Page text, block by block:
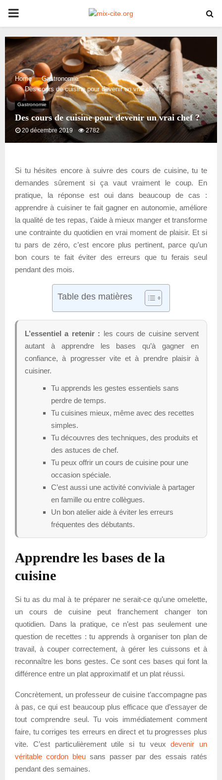
PRIMARY
MENU
Home
Gastronomie
Des cours de cuisine pour devenir un vrai chef ?
Gastronomie
Des cours de cuisine pour devenir un vrai chef ?
20 décembre 2019 2782
Si tu hésites encore à suivre des cours de cuisine, tu te
demandes sûrement si ça vaut vraiment le coup. En
pratique, la réponse est oui dans beaucoup de cas :
apprendre à cuisiner te fait gagner en autonomie, améliore
la qualité de tes repas, t’aide à mieux manger et transforme
une contrainte du quotidien en vrai moment de plaisir. Et si
tu pars de zéro, c’est encore plus pertinent, parce qu’un
bon cours te fait éviter des erreurs que tu ferais seul
pendant des mois.
Table des matières
L’essentiel a retenir : les cours de cuisine servent
autant à apprendre les bases qu’à gagner en
confiance, à progresser vite et à prendre plaisir à
cuisiner.
Tu apprends les gestes essentiels sans
perdre de temps.
Tu cuisines mieux, même avec des recettes
simples.
Tu découvres des techniques, des produits et
des astuces de chef.
Tu peux offrir un cours de cuisine pour une
occasion spéciale.
C’est aussi une activité conviviale à partager
en famille ou entre collègues.
Un bon atelier aide à éviter les erreurs
fréquentes des débutants.
Apprendre les bases de la
cuisine
Si tu as du mal à te préparer ne serait-ce qu’une omelette,
un cours de cuisine peut franchement changer ton
quotidien. Dans la pratique, ce n’est pas seulement une
question de recettes : tu apprends à organiser ton plan de
travail, à couper correctement, à gérer les cuissons et à
reconnaître les bons gestes. Ce sont ces bases qui font la
différence entre un plat approximatif et un plat réussi.
Concrètement, un professeur de cuisine t’accompagne pas
à pas, ce qui est beaucoup plus efficace que d’essayer de
tout comprendre seul. Tu vois immédiatement comment
faire, tu corriges tes erreurs en direct et tu progresses plus
vite. C’est particulièrement utile si tu veuxdevenir un
véritable cordon bleusans passer par des essais ratés
pendant des semaines.